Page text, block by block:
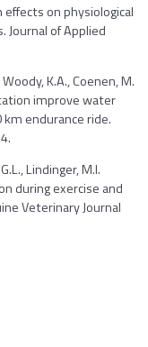
effects on physiological
of Applied
K.A., Coenen, M.
improve water
endurance ride.
Lindinger, M.I.
during exercise and
Veterinary Journal